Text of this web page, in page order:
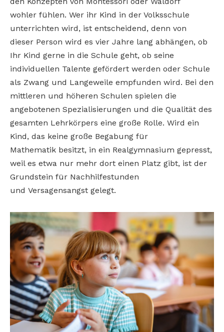
wohler fühlen. Wer ihr Kind in der Volksschule
unterrichten wird, ist entscheidend, denn von
dieser Person wird es vier Jahre lang abhängen, ob
Ihr Kind gerne in die Schule geht, ob seine
individuellen Talente gefördert werden oder Schule
als Zwang und Langeweile empfunden wird. Bei den
mittleren und höheren Schulen spielen die
angebotenen Spezialisierungen und die Qualität des
gesamten Lehrkörpers eine große Rolle. Wird ein
Kind, das keine große Begabung für
Mathematik besitzt, in ein Realgymnasium gepresst,
weil es etwa nur mehr dort einen Platz gibt, ist der
Grundstein für Nachhilfestunden
und Versagensangst gelegt.